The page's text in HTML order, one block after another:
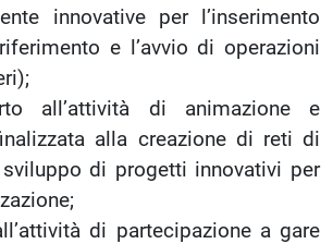
innovative per l’inserimento
e l’avvio di operazioni
di animazione e
alla creazione di reti di
di progetti innovativi per
di partecipazione a gare